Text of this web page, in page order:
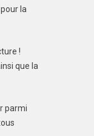
la
!
que la
parmi